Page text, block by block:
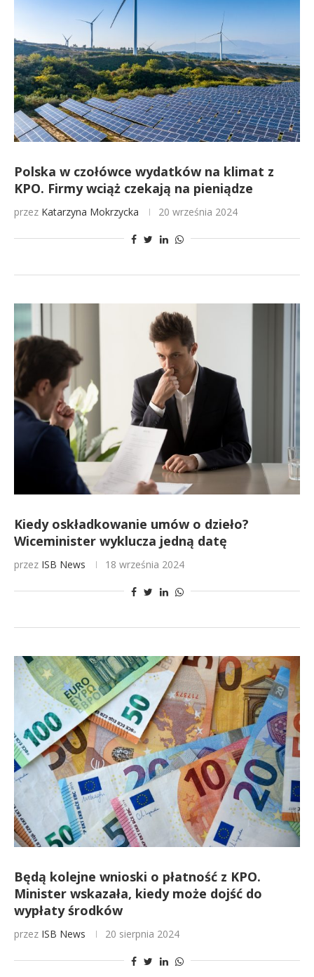
Polska w czołówce wydatków na klimat z
KPO. Firmy wciąż czekają na pieniądze
przez Katarzyna Mokrzycka 20 września 2024
Kiedy oskładkowanie umów o dzieło?
Wiceminister wyklucza jedną datę
przez ISB News 18 września 2024
Będą kolejne wnioski o płatność z KPO.
Minister wskazała, kiedy może dojść do
wypłaty środków
przez ISB News 20 sierpnia 2024